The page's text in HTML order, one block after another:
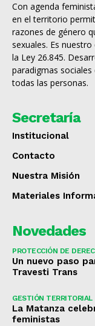
Con agenda
en el territorio
razones de género
sexuales. Es
la Ley 26.845.
paradigmas
todas las personas.
Secretaría
Institucional
Contacto
Nuestra Misión
Materiales
Novedades
PROTECCIÓN DE
Un nuevo paso
Travesti Trans
GESTIÓN TERRITORIAL
La Matanza
feministas